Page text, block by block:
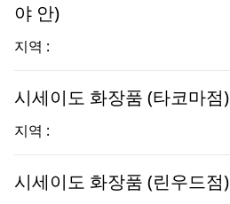
야 안)
지역 :
시세이도 화장품 (타코마점)
지역 :
시세이도 화장품 (린우드점)